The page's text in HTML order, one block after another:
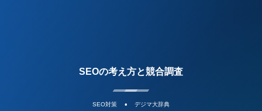
SEOの考え方と競合調査
SEO対策 デジマ大辞典